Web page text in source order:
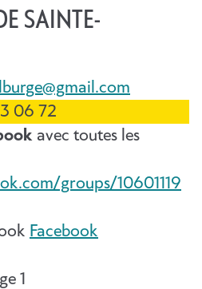
SAINTE-
06 72
avec toutes les
groups/10601119
Facebook
1